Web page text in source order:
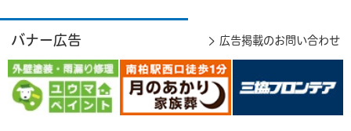
バナー広告 広告掲載のお問い合わせ